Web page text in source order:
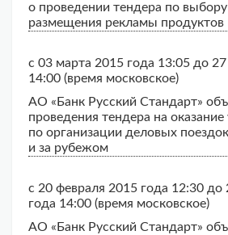
о проведении тендера по
размещения рекламы
с 03 марта 2015 года 13:05 до
14:00 (время московское)
АО «Банк Русский Стандарт»
проведения тендера на оказание
по организации деловых
и за рубежом
с 20 февраля 2015 года 12:30 до
года 14:00 (время московское)
АО «Банк Русский Стандарт»